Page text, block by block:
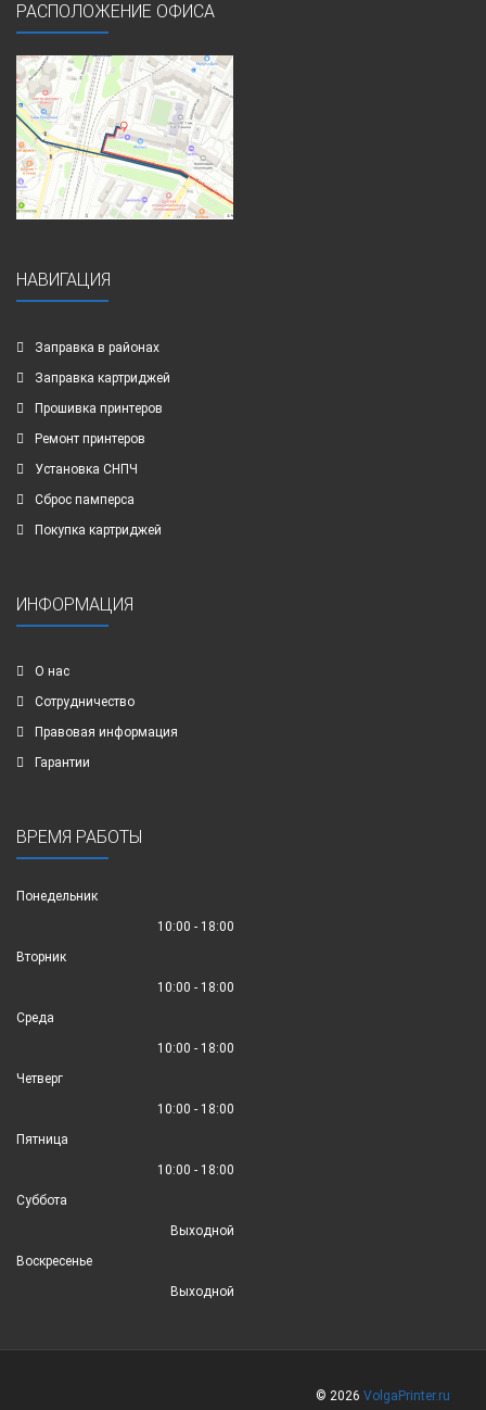
РАСПОЛОЖЕНИЕ ОФИСА
НАВИГАЦИЯ
Заправка в районах
Заправка картриджей
Прошивка принтеров
Ремонт принтеров
Установка СНПЧ
Сброс памперса
Покупка картриджей
ИНФОРМАЦИЯ
О нас
Сотрудничество
Правовая информация
Гарантии
ВРЕМЯ РАБОТЫ
Понедельник
10:00 - 18:00
Вторник
10:00 - 18:00
Среда
10:00 - 18:00
Четверг
10:00 - 18:00
Пятница
10:00 - 18:00
Суббота
Выходной
Воскресенье
Выходной
© 2026 VolgaPrinter.ru